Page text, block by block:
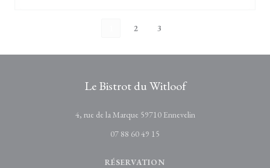
2 3
Le Bistrot du Witloof
4, rue de la Marque 59710 Ennevelin((ouvre une nouvelle
07 88 60 49 15
RÉSERVATION